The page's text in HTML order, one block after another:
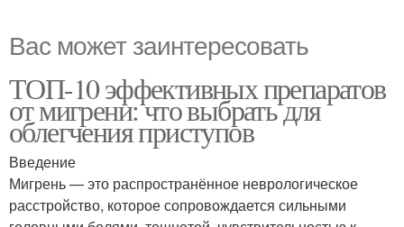
Вас может заинтересовать
ТОП-10 эффективных препаратов
от мигрени: что выбрать для
облегчения приступов
Введение
Мигрень — это распространённое неврологическое
расстройство, которое сопровождается сильными